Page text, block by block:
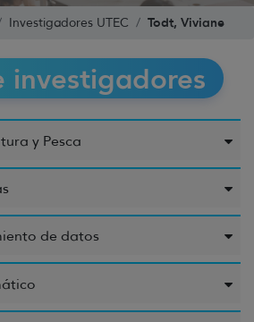
Investigadores UTEC Todt, Viviane
investigadores
y Pesca
de datos